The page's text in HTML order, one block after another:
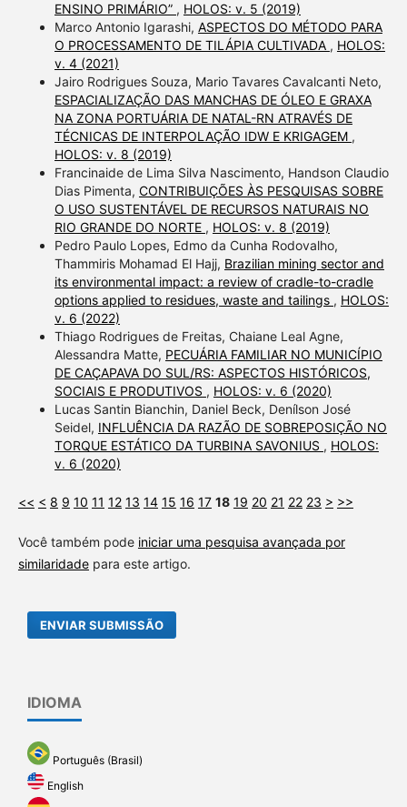
ENSINO PRIMÁRIO” , HOLOS: v. 5 (2019)
Marco Antonio Igarashi, ASPECTOS DO MÉTODO PARA
O PROCESSAMENTO DE TILÁPIA CULTIVADA , HOLOS:
v. 4 (2021)
Jairo Rodrigues Souza, Mario Tavares Cavalcanti Neto,
ESPACIALIZAÇÃO DAS MANCHAS DE ÓLEO E GRAXA
NA ZONA PORTUÁRIA DE NATAL-RN ATRAVÉS DE
TÉCNICAS DE INTERPOLAÇÃO IDW E KRIGAGEM ,
HOLOS: v. 8 (2019)
Francinaide de Lima Silva Nascimento, Handson Claudio
Dias Pimenta, CONTRIBUIÇÕES ÀS PESQUISAS SOBRE
O USO SUSTENTÁVEL DE RECURSOS NATURAIS NO
RIO GRANDE DO NORTE , HOLOS: v. 8 (2019)
Pedro Paulo Lopes, Edmo da Cunha Rodovalho,
Thammiris Mohamad El Hajj, Brazilian mining sector and
its environmental impact: a review of cradle-to-cradle
options applied to residues, waste and tailings , HOLOS:
v. 6 (2022)
Thiago Rodrigues de Freitas, Chaiane Leal Agne,
Alessandra Matte, PECUÁRIA FAMILIAR NO MUNICÍPIO
DE CAÇAPAVA DO SUL/RS: ASPECTOS HISTÓRICOS,
SOCIAIS E PRODUTIVOS , HOLOS: v. 6 (2020)
Lucas Santin Bianchin, Daniel Beck, Denílson José
Seidel, INFLUÊNCIA DA RAZÃO DE SOBREPOSIÇÃO NO
TORQUE ESTÁTICO DA TURBINA SAVONIUS , HOLOS:
v. 6 (2020)
<< < 8 9 10 11 12 13 14 15 16 17 18 19 20 21 22 23 > >>
Você também pode iniciar uma pesquisa avançada por
similaridadepara este artigo.
ENVIAR SUBMISSÃO
IDIOMA
Português (Brasil)
English